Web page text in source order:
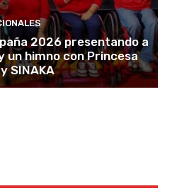
2026 presentando a
un himno con Princesa
SINAKA